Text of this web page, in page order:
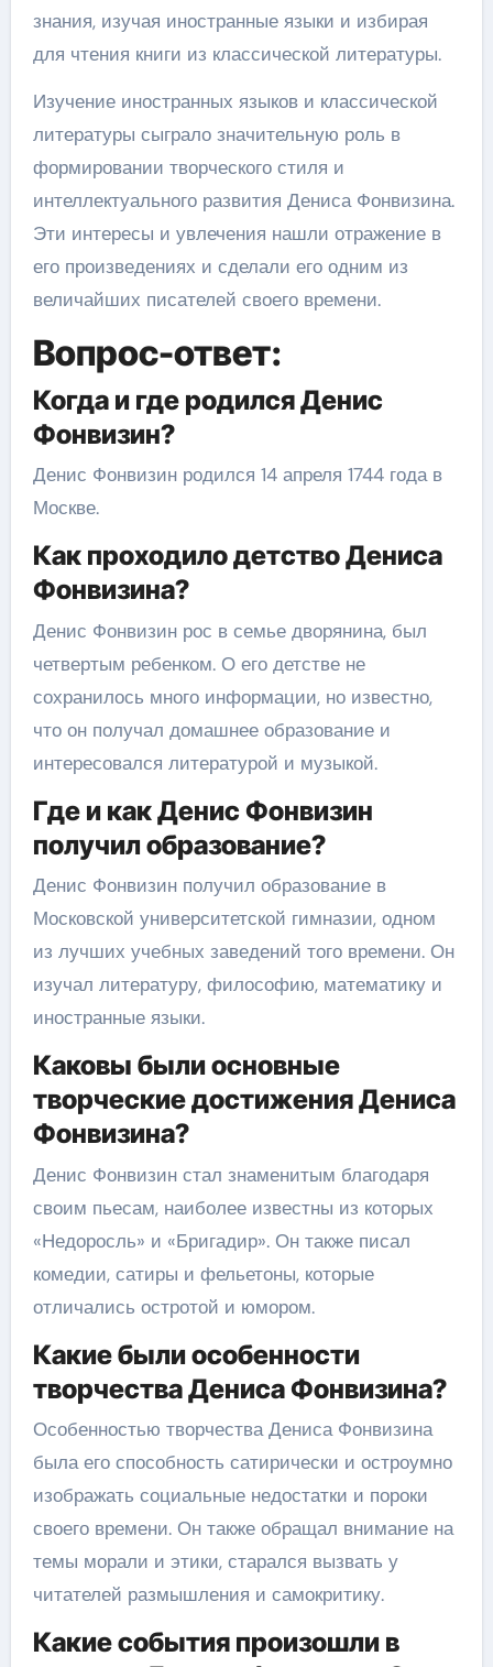
знания, изучая иностранные языки и избирая
для чтения книги из классической литературы.
Изучение иностранных языков и классической
литературы сыграло значительную роль в
формировании творческого стиля и
интеллектуального развития Дениса Фонвизина.
Эти интересы и увлечения нашли отражение в
его произведениях и сделали его одним из
величайших писателей своего времени.
Вопрос-ответ:
Когда и где родился Денис
Фонвизин?
Денис Фонвизин родился 14 апреля 1744 года в
Москве.
Как проходило детство Дениса
Фонвизина?
Денис Фонвизин рос в семье дворянина, был
четвертым ребенком. О его детстве не
сохранилось много информации, но известно,
что он получал домашнее образование и
интересовался литературой и музыкой.
Где и как Денис Фонвизин
получил образование?
Денис Фонвизин получил образование в
Московской университетской гимназии, одном
из лучших учебных заведений того времени. Он
изучал литературу, философию, математику и
иностранные языки.
Каковы были основные
творческие достижения Дениса
Фонвизина?
Денис Фонвизин стал знаменитым благодаря
своим пьесам, наиболее известны из которых
«Недоросль» и «Бригадир». Он также писал
комедии, сатиры и фельетоны, которые
отличались остротой и юмором.
Какие были особенности
творчества Дениса Фонвизина?
Особенностью творчества Дениса Фонвизина
была его способность сатирически и остроумно
изображать социальные недостатки и пороки
своего времени. Он также обращал внимание на
темы морали и этики, старался вызвать у
читателей размышления и самокритику.
Какие события произошли в